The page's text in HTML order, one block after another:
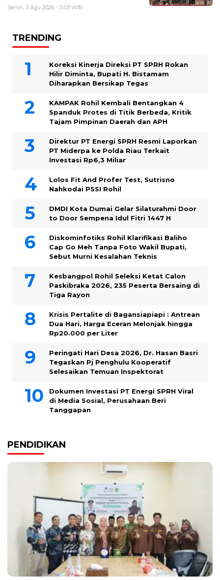
Senin, 3 Agu 2026 - 11:03 WIB
TRENDING
Koreksi Kinerja Direksi PT SPRH Rokan
Hilir Diminta, Bupati H. Bistamam
Diharapkan Bersikap Tegas
KAMPAK Rohil Kembali Bentangkan 4
Spanduk Protes di Titik Berbeda, Kritik
Tajam Pimpinan Daerah dan APH
Direktur PT Energi SPRH Resmi Laporkan
PT Miderpa ke Polda Riau Terkait
Investasi Rp6,3 Miliar
Lolos Fit And Profer Test, Sutrisno
Nahkodai PSSI Rohil
DMDI Kota Dumai Gelar Silaturahmi Door
to Door Sempena Idul Fitri 1447 H
Diskominfotiks Rohil Klarifikasi Baliho
Cap Go Meh Tanpa Foto Wakil Bupati,
Sebut Murni Kesalahan Teknis
Kesbangpol Rohil Seleksi Ketat Calon
Paskibraka 2026, 235 Peserta Bersaing di
Tiga Rayon
Krisis Pertalite di Bagansiapiapi : Antrean
Dua Hari, Harga Eceran Melonjak hingga
Rp20.000 per Liter
Peringati Hari Desa 2026, Dr. Hasan Basri
Tegaskan Pj Penghulu Kooperatif
Selesaikan Temuan Inspektorat
Dokumen Investasi PT Energi SPRH Viral
di Media Sosial, Perusahaan Beri
Tanggapan
PENDIDIKAN